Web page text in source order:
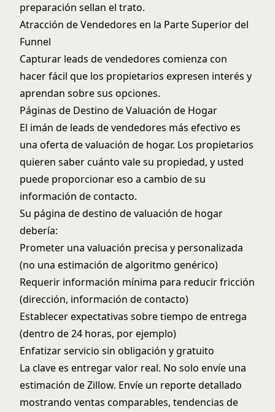
preparación sellan el trato.
Atracción de Vendedores en la Parte Superior del
Funnel
Capturar leads de vendedores comienza con
hacer fácil que los propietarios expresen interés y
aprendan sobre sus opciones.
Páginas de Destino de Valuación de Hogar
El imán de leads de vendedores más efectivo es
una oferta de valuación de hogar. Los propietarios
quieren saber cuánto vale su propiedad, y usted
puede proporcionar eso a cambio de su
información de contacto.
Su página de destino de valuación de hogar
debería:
Prometer una valuación precisa y personalizada
(no una estimación de algoritmo genérico)
Requerir información mínima para reducir fricción
(dirección, información de contacto)
Establecer expectativas sobre tiempo de entrega
(dentro de 24 horas, por ejemplo)
Enfatizar servicio sin obligación y gratuito
La clave es entregar valor real. No solo envíe una
estimación de Zillow. Envíe un reporte detallado
mostrando ventas comparables, tendencias de